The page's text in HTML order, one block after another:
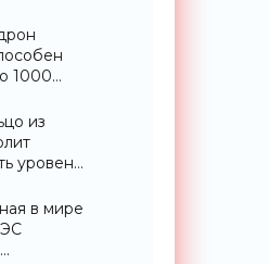
-
1000
из
уровень
в
в мире